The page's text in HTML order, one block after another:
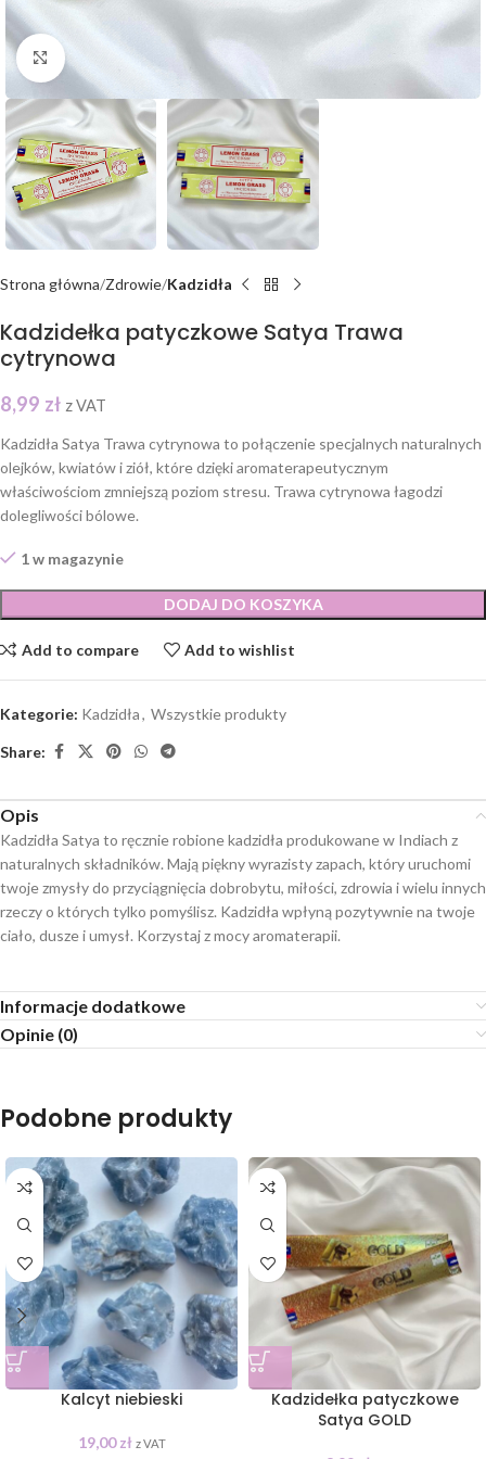
Click to enlarge
Strona główna Zdrowie Kadzidła
Kadzidełka patyczkowe Satya Trawa
cytrynowa
8,99 zł z VAT
Kadzidła Satya Trawa cytrynowa to połączenie specjalnych naturalnych
olejków, kwiatów i ziół, które dzięki aromaterapeutycznym
właściwościom zmniejszą poziom stresu. Trawa cytrynowa łagodzi
dolegliwości bólowe.
1 w magazynie
DODAJ DO KOSZYKA
Add to compare Add to wishlist
Kategorie: Kadzidła, Wszystkie produkty
Share:
Opis
Kadzidła Satya to ręcznie robione kadzidła produkowane w Indiach z
naturalnych składników. Mają piękny wyrazisty zapach, który uruchomi
twoje zmysły do przyciągnięcia dobrobytu, miłości, zdrowia i wielu innych
rzeczy o których tylko pomyślisz. Kadzidła wpłyną pozytywnie na twoje
ciało, dusze i umysł. Korzystaj z mocy aromaterapii.
Informacje dodatkowe
Opinie (0)
Podobne produkty
Kalcyt niebieski
19,00zł z VAT
Kadzidełka patyczkowe
Satya GOLD